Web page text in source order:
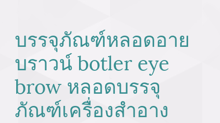
บรรจุภัณฑ์หลอดอาย
บราวน์ botler eye
brow หลอดบรรจุ
ภัณฑ์เครื่องสำอาง